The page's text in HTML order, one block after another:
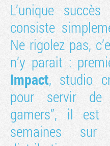
L’unique
consiste
Ne rigolez pas,
n’y parait :
Impact, studio
pour servir de
gamers”, il
semaines